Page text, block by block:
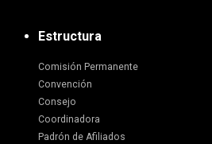
Estructura
Comisión Permanente
Convención
Consejo
Coordinadora
Padrón de Afiliados